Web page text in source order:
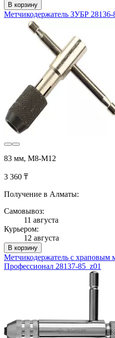
В корзину
Метчикодержатель ЗУБР 28136-
83 мм, М8-М12
3 360 ₸
Получение в Алматы:
Самовывоз:
11 августа
Курьером:
12 августа
В корзину
Метчикодержатель с храповым
Профессионал 28137-85_z01